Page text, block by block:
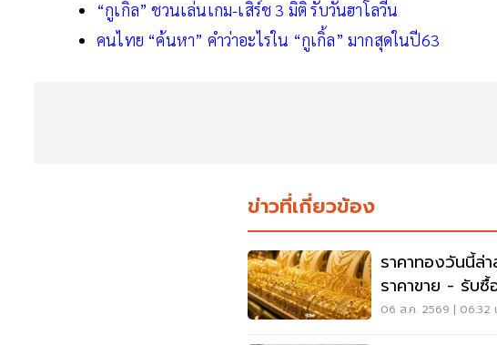
“กูเกิล” ชวนเล่นเกม-เสิร์ช 3 มิติ รับวันฮาโลวีน
คนไทย “ค้นหา” คำว่าอะไรใน “กูเกิ้ล” มากสุดในปี63
ข่าวที่เกี่ยวข้อง
ราคาทองวันนี้ล่
ราคาขาย - รับ
06 ส.ค. 2569 | 06:32